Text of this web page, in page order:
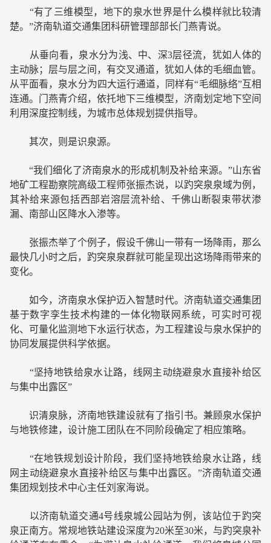
“有了三维模型，地下的泉水世界是什么模样就比较清
楚。”济南轨道交通集团科研管理部部长门燕青说。
从垂向看，泉水分为浅、中、深3层径流，犹如人体的
主动脉；层与层之间，有交叉通道，犹如人体的毛细血管。
从平面看，泉水分为四大运行通道，同样有“毛细脉络”互相
连通。门燕青介绍，依托地下三维模型，济南划定地下空间
利用深度控制线，为城市总体规划提供指导。
其次，则是识泉源。
“我们细化了济南泉水的形成机制及补给来源。”山东省
地矿工程勘察院高级工程师张振杰说，以趵突泉泉域为例，
其补给来源包括西部岩溶层流补给、千佛山断裂束带状渗
漏、南部山区降水入渗等。
张振杰举了个例子，假设千佛山一带有一场降雨，那么
最快几小时之后，趵突泉泉群就可能呈现出这场降雨带来的
变化。
如今，济南泉水保护迈入智慧时代。济南轨道交通集团
基于数字孪生技术构建的一体化物联网系统，可实时可视
化、可量化监测地下水运行状态，为工程建设与泉水保护的
协同发展提供科学依据。
“坚持地铁给泉水让路，线网主动绕避泉水直接补给区
与集中出露区”
识清泉脉，济南地铁建设就有了指引书。兼顾泉水保护
与地铁修建，设计施工团队在不同阶段确定了相应策略。
“在地铁规划设计阶段，我们坚持地铁给泉水让路，线
网主动绕避泉水直接补给区与集中出露区。”济南轨道交通
集团规划技术中心主任刘家海说。
以济南轨道交通4号线泉城公园站为例，该站位于趵突
泉正南方。常规地铁站建设深度为20米至30米，与趵突泉补